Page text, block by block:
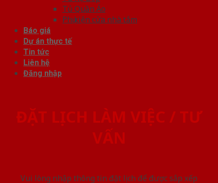
Tủ Quần Áo
Phụ kiện cửa nhà tắm
Báo giá
Dự án thực tế
Tin tức
Liên hệ
Đăng nhập
ĐẶT LỊCH LÀM VIỆC / TƯ
VẤN
Vui lòng nhập thông tin đặt lịch để được sắp xếp